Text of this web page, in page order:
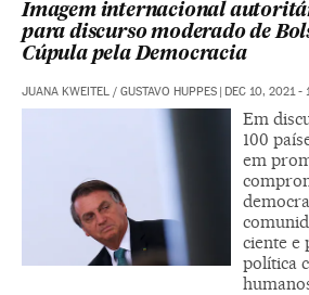
Imagem internacional
para discurso moderado de
Cúpula pela Democracia
JUANA KWEITEL / GUSTAVO HUPPES | DEC 10, 2021 -
Em
100
em
ciente e
política